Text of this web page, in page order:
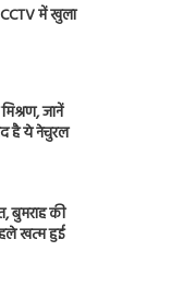
में खुला
जानें
है ये नेचुरल
बुमराह की
खत्म हुई